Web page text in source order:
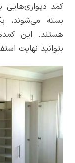
کمد دیواری‌هایی
بسته می‌شوند،
هستند. این
بتوانید نهایت